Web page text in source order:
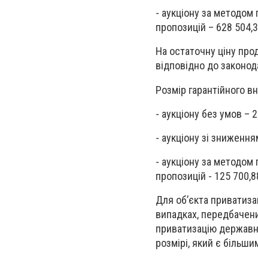
- аукціону за методом
пропозицій – 628
На остаточну ціну
відповідно до
Розмір гарантійного
- аукціону без умов –
- аукціону зі
- аукціону за методом
пропозицій - 125
Для об’єкта
випадках,
приватизацію
розмірі, який є